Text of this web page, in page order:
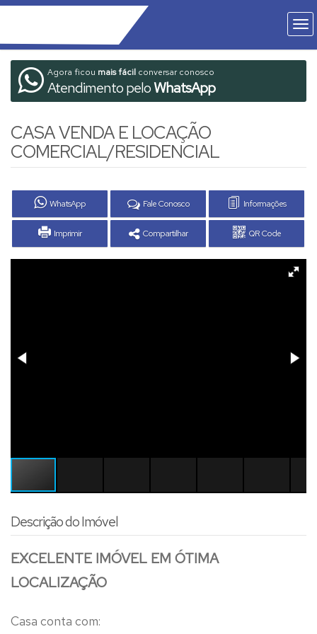
Agora ficou mais fácil conversar conosco
Atendimento peloWhatsApp
CASA VENDA E LOCAÇÃO
COMERCIAL/RESIDENCIAL
WhatsApp Fale Conosco Informações
Imprimir Compartilhar QR Code
Descrição do Imóvel
EXCELENTE IMÓVEL EM ÓTIMA
LOCALIZAÇÃO
Casa conta com: